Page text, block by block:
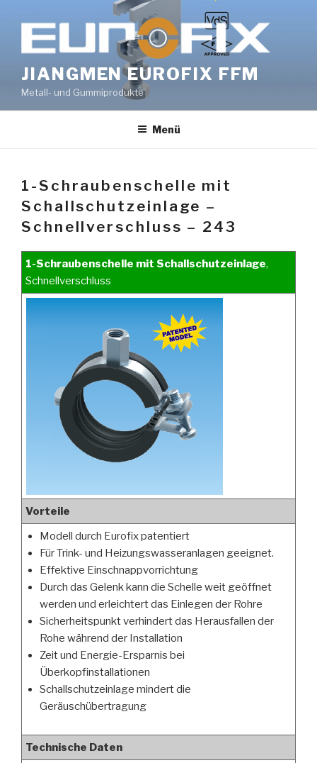
Inhalt
springen
JIANGMEN EUROFIX FFM
Metall- und Gummiprodukte
Menü
1-Schraubenschelle mit
Schallschutzeinlage –
Schnellverschluss – 243
1-Schraubenschelle mit Schallschutzeinlage,
Schnellverschluss
Vorteile
Modell durch Eurofix patentiert
Für Trink- und Heizungswasseranlagen geeignet.
Effektive Einschnappvorrichtung
Durch das Gelenk kann die Schelle weit geöffnet
werden und erleichtert das Einlegen der Rohre
Sicherheitspunkt verhindert das Herausfallen der
Rohe während der Installation
Zeit und Energie-Ersparnis bei
Überkopfinstallationen
Schallschutzeinlage mindert die
Geräuschübertragung
Technische Daten